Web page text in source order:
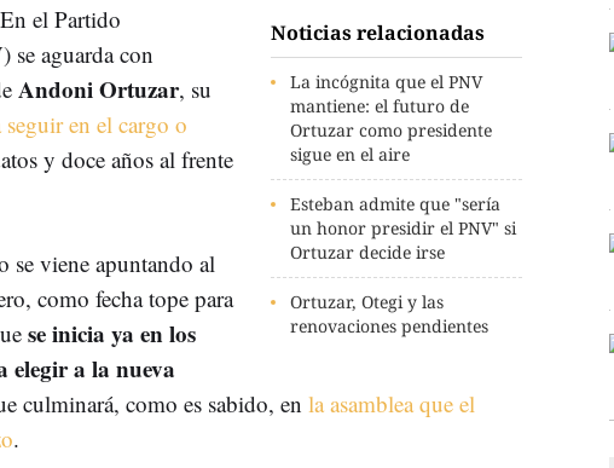
Noticias relacionadas
La incógnita que el PNV
mantiene: el futuro de
Ortuzar como presidente
sigue en el aire
Esteban admite que "sería
un honor presidir el PNV" si
Ortuzar decide irse
Ortuzar, Otegi y las
renovaciones pendientes
el Partido
se aguarda con
Andoni Ortuzar, su
seguir en el cargo o
y doce años al frente
se viene apuntando al
como fecha tope para
se inicia ya en los
elegir a la nueva
culminará, como es sabido, en la asamblea que el
.